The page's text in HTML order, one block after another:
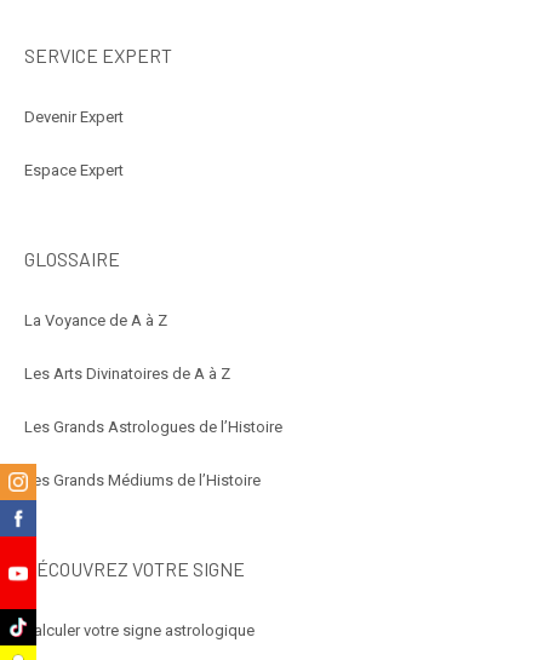
SERVICE EXPERT
Devenir Expert
Espace Expert
GLOSSAIRE
La Voyance de A à Z
Les Arts Divinatoires de A à Z
Les Grands Astrologues de l’Histoire
Les Grands Médiums de l’Histoire
DÉCOUVREZ VOTRE SIGNE
Calculer votre signe astrologique